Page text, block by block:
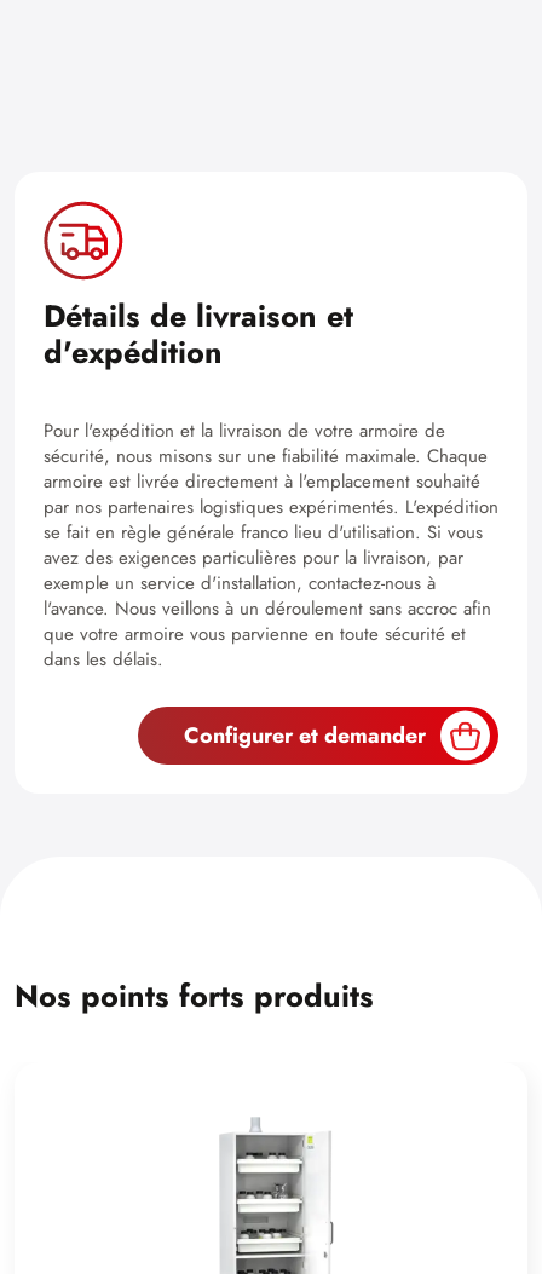
Détails de livraison et
d'expédition
Pour l'expédition et la livraison de votre armoire de
sécurité, nous misons sur une fiabilité maximale. Chaque
armoire est livrée directement à l'emplacement souhaité
par nos partenaires logistiques expérimentés. L'expédition
se fait en règle générale franco lieu d'utilisation. Si vous
avez des exigences particulières pour la livraison, par
exemple un service d'installation, contactez-nous à
l'avance. Nous veillons à un déroulement sans accroc afin
que votre armoire vous parvienne en toute sécurité et
dans les délais.
Configurer et demander
Nos points forts produits